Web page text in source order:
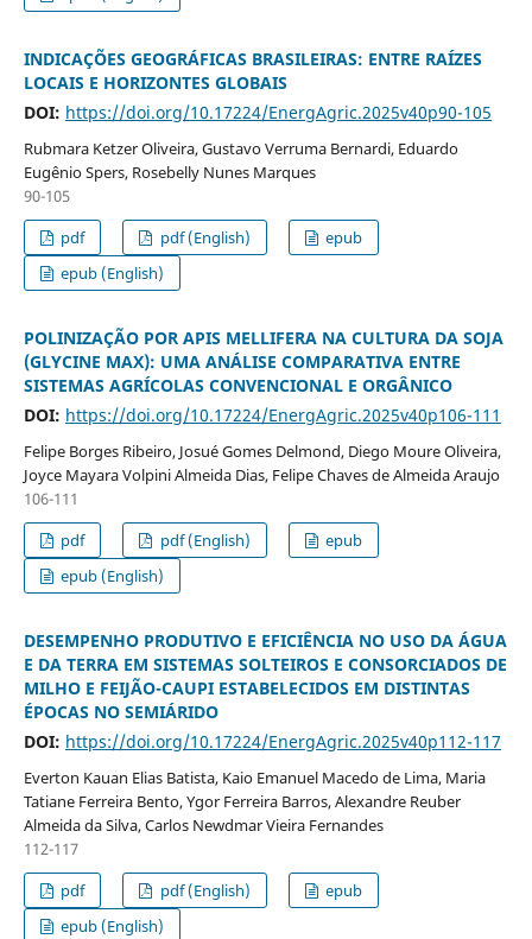
INDICAÇÕES GEOGRÁFICAS BRASILEIRAS: ENTRE RAÍZES
LOCAIS E HORIZONTES GLOBAIS
DOI: https://doi.org/10.17224/EnergAgric.2025v40p90-105
Rubmara Ketzer Oliveira, Gustavo Verruma Bernardi, Eduardo
Eugênio Spers, Rosebelly Nunes Marques
90-105
pdf
pdf (English)
epub
epub (English)
POLINIZAÇÃO POR APIS MELLIFERA NA CULTURA DA SOJA
(GLYCINE MAX): UMA ANÁLISE COMPARATIVA ENTRE
SISTEMAS AGRÍCOLAS CONVENCIONAL E ORGÂNICO
DOI: https://doi.org/10.17224/EnergAgric.2025v40p106-111
Felipe Borges Ribeiro, Josué Gomes Delmond, Diego Moure Oliveira,
Joyce Mayara Volpini Almeida Dias, Felipe Chaves de Almeida Araujo
106-111
pdf
pdf (English)
epub
epub (English)
DESEMPENHO PRODUTIVO E EFICIÊNCIA NO USO DA ÁGUA
E DA TERRA EM SISTEMAS SOLTEIROS E CONSORCIADOS DE
MILHO E FEIJÃO-CAUPI ESTABELECIDOS EM DISTINTAS
ÉPOCAS NO SEMIÁRIDO
DOI: https://doi.org/10.17224/EnergAgric.2025v40p112-117
Everton Kauan Elias Batista, Kaio Emanuel Macedo de Lima, Maria
Tatiane Ferreira Bento, Ygor Ferreira Barros, Alexandre Reuber
Almeida da Silva, Carlos Newdmar Vieira Fernandes
112-117
pdf
pdf (English)
epub
epub (English)